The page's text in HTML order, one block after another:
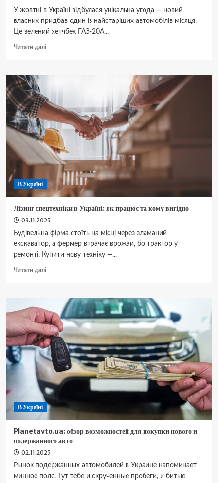
У жовтні в Україні відбулася унікальна угода — новий
власник придбав один із найстаріших автомобілів місяця.
Це зелений хетчбек ГАЗ-20А...
Читати даліДокладніше
на
Україні
продали
рідкісний
ГАЗ-20А
“Победа”
сталінської
епохи
В Україні
Лізинг спецтехніки в Україні: як працює та кому вигідно
03.11.2025
Будівельна фірма стоїть на місці через зламаний
екскаватор, а фермер втрачає врожай, бо трактор у
ремонті. Купити нову техніку —...
Читати даліДокладніше
спецтехніки
Україні:
як
працює
та
кому
вигідно
В Україні
Planetavto.ua: обзор возможностей для покупки нового и
подержанного авто
02.11.2025
Рынок подержанных автомобилей в Украине напоминает
минное поле. Тут тебе и скрученные пробеги, и битые